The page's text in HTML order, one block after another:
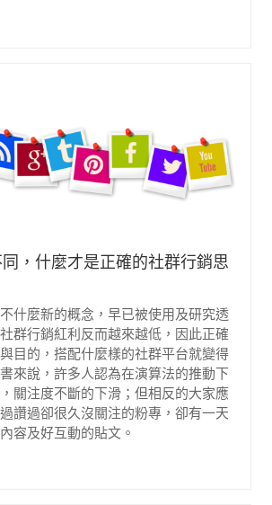
，什麼才是正確的社群行銷思
什麼新的概念，早已被使用及研究透
群行銷紅利反而越來越低，因此正確
目的，搭配什麼樣的社群平台就變得
來說，許多人認為在演算法的推動下
關注度不斷的下滑；但相反的大家應
讚過卻很久沒關注的粉專，卻有一天
容及好互動的貼文。